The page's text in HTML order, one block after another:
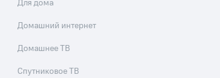
Для дома
Домашний интернет
Домашнее ТВ
Спутниковое ТВ